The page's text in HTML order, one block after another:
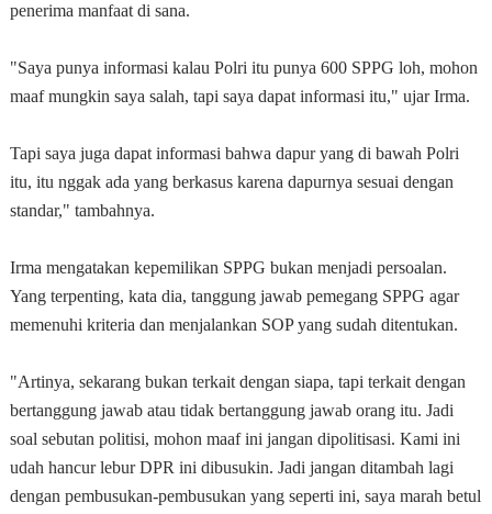
penerima manfaat di sana.
"Saya punya informasi kalau Polri itu punya 600 SPPG loh, mohon
maaf mungkin saya salah, tapi saya dapat informasi itu," ujar Irma.
Tapi saya juga dapat informasi bahwa dapur yang di bawah Polri
itu, itu nggak ada yang berkasus karena dapurnya sesuai dengan
standar," tambahnya.
Irma mengatakan kepemilikan SPPG bukan menjadi persoalan.
Yang terpenting, kata dia, tanggung jawab pemegang SPPG agar
memenuhi kriteria dan menjalankan SOP yang sudah ditentukan.
"Artinya, sekarang bukan terkait dengan siapa, tapi terkait dengan
bertanggung jawab atau tidak bertanggung jawab orang itu. Jadi
soal sebutan politisi, mohon maaf ini jangan dipolitisasi. Kami ini
udah hancur lebur DPR ini dibusukin. Jadi jangan ditambah lagi
dengan pembusukan-pembusukan yang seperti ini, saya marah betul